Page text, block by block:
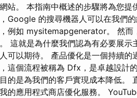
站。 本指南中概述的步驟將為您
Google 的搜尋機器人可以在我們
例如 mysitemapgenerator。 然而
這就是為什麼我們認為有必要展
可以期待。 產品優化是一個持續的
這個流程被稱為 Dfx，是卓越設計
的是為我們的客戶實現成本降低。
的應用程式商店優化服務。